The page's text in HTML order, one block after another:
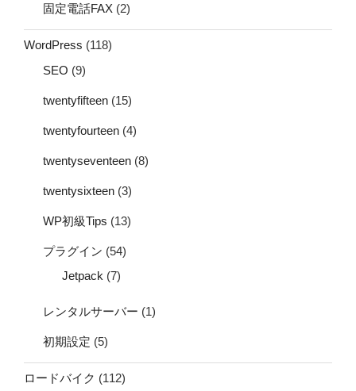
固定電話FAX (2)
WordPress (118)
SEO (9)
twentyfifteen (15)
twentyfourteen (4)
twentyseventeen (8)
twentysixteen (3)
WP初級Tips (13)
プラグイン (54)
Jetpack (7)
レンタルサーバー (1)
初期設定 (5)
ロードバイク (112)